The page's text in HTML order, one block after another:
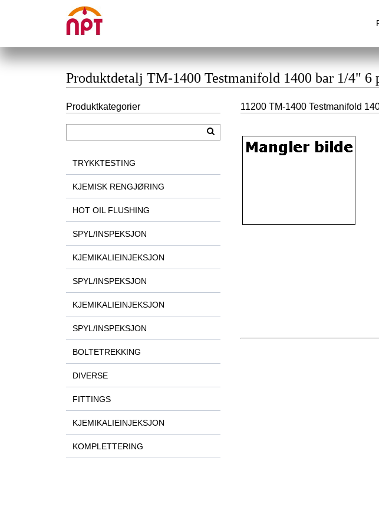
Produktdetalj TM-1400 Testmanifold 1400 bar 1/4" 6
11200 TM-1400 Testmanifold
Produktkategorier
TRYKKTESTING
KJEMISK RENGJØRING
HOT OIL FLUSHING
SPYL/INSPEKSJON
KJEMIKALIEINJEKSJON
SPYL/INSPEKSJON
KJEMIKALIEINJEKSJON
SPYL/INSPEKSJON
BOLTETREKKING
DIVERSE
FITTINGS
KJEMIKALIEINJEKSJON
KOMPLETTERING